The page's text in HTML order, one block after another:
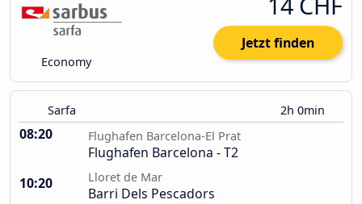
Economy
Jetzt finden
Sarfa 2h 0min
08:20 Flughafen Barcelona-El Prat
Flughafen Barcelona - T2
10:20
Lloret de Mar
Barri Dels Pescadors